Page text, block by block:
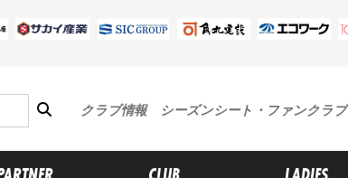
クラブ情報 シーズンシート・ファンクラブ